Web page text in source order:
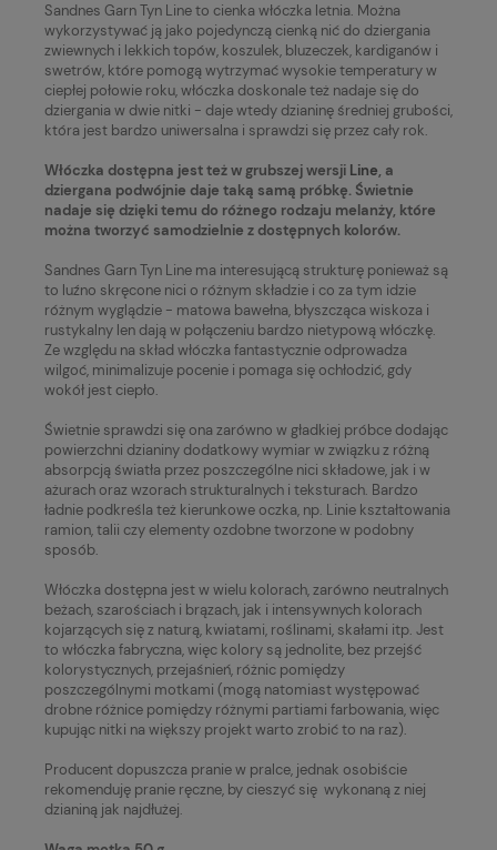
Sandnes Garn Tyn Line to cienka włóczka letnia. Można
wykorzystywać ją jako pojedynczą cienką nić do dziergania
zwiewnych i lekkich topów, koszulek, bluzeczek, kardiganów i
swetrów, które pomogą wytrzymać wysokie temperatury w
ciepłej połowie roku, włóczka doskonale też nadaje się do
dziergania w dwie nitki - daje wtedy dzianinę średniej grubości,
która jest bardzo uniwersalna i sprawdzi się przez cały rok.
Włóczka dostępna jest też w grubszej wersji Line, a
dziergana podwójnie daje taką samą próbkę. Świetnie
nadaje się dzięki temu do różnego rodzaju melanży, które
można tworzyć samodzielnie z dostępnych kolorów.
Sandnes Garn Tyn Line ma interesującą strukturę ponieważ są
to luźno skręcone nici o różnym składzie i co za tym idzie
różnym wyglądzie - matowa bawełna, błyszcząca wiskoza i
rustykalny len dają w połączeniu bardzo nietypową włóczkę.
Ze względu na skład włóczka fantastycznie odprowadza
wilgoć, minimalizuje pocenie i pomaga się ochłodzić, gdy
wokół jest ciepło.
Świetnie sprawdzi się ona zarówno w gładkiej próbce dodając
powierzchni dzianiny dodatkowy wymiar w związku z różną
absorpcją światła przez poszczególne nici składowe, jak i w
ażurach oraz wzorach strukturalnych i teksturach. Bardzo
ładnie podkreśla też kierunkowe oczka, np. Linie kształtowania
ramion, talii czy elementy ozdobne tworzone w podobny
sposób.
Włóczka dostępna jest w wielu kolorach, zarówno neutralnych
beżach, szarościach i brązach, jak i intensywnych kolorach
kojarzących się z naturą, kwiatami, roślinami, skałami itp. Jest
to włóczka fabryczna, więc kolory są jednolite, bez przejść
kolorystycznych, przejaśnień, różnic pomiędzy
poszczególnymi motkami (mogą natomiast występować
drobne różnice pomiędzy różnymi partiami farbowania, więc
kupując nitki na większy projekt warto zrobić to na raz).
Producent dopuszcza pranie w pralce, jednak osobiście
rekomenduję pranie ręczne, by cieszyć się wykonaną z niej
dzianiną jak najdłużej.